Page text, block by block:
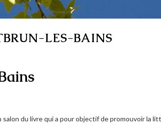
LES-BAINS
du livre qui a pour objectif de promouvoir la